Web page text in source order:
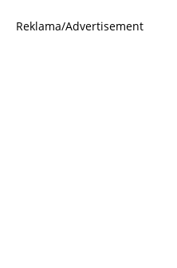
Reklama/Advertisement